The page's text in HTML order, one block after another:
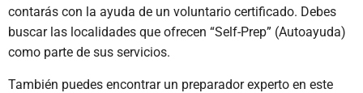
contarás con la ayuda de un voluntario certificado. Debes
buscar las localidades que ofrecen “Self-Prep” (Autoayuda)
como parte de sus servicios.
También puedes encontrar un preparador experto en este